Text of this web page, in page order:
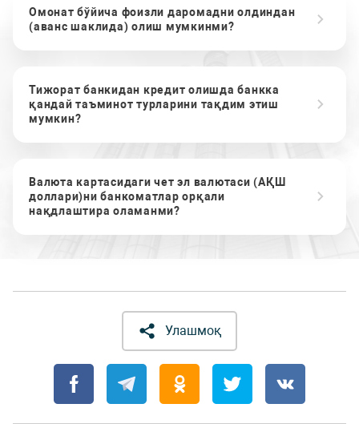
Омонат бўйича фоизли даромадни олдиндан
(аванс шаклида) олиш мумкинми?
Тижорат банкидан кредит олишда банкка
қандай таъминот турларини тақдим этиш
мумкин?
Валюта картасидаги чет эл валютаси (АҚШ
доллари)ни банкоматлар орқали
нақдлаштира оламанми?
Улашмоқ